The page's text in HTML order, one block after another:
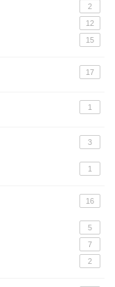
2
12
15
17
1
3
1
16
5
7
2